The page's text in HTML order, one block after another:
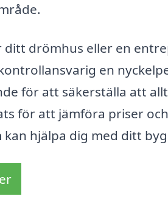
drömhus eller en
en
för att säkerställa att
för att jämföra priser
hjälpa dig med ditt